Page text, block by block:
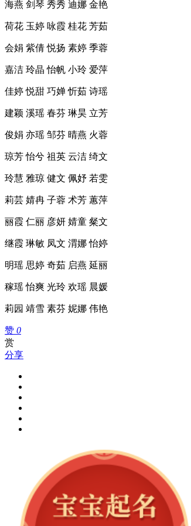
海燕 剑琴 秀秀 迪娜 金艳
荷花 玉婷 咏霞 桂花 芳茹
会娟 紫倩 悦扬 素婷 季蓉
嘉洁 玲晶 怡帆 小玲 爱萍
佳婷 悦甜 巧婵 忻茹 诗瑶
建颖 溪瑶 春芬 琳昊 立芳
俊娟 亦瑶 邹芬 晴燕 火蓉
琼芳 怡兮 祖英 云洁 绮文
玲慧 雅琼 健文 佩妤 若雯
莉芸 婧冉 子蓉 术芳 蕙萍
丽霞 仁丽 彦妍 婧童 粲文
继霞 琳敏 凤文 渭娜 怡婷
明瑶 思婷 奇茹 启燕 延丽
稼瑶 怡爽 光玲 欢瑶 晨媛
莉园 靖雪 素芬 妮娜 伟艳
赞 0
赏
分享